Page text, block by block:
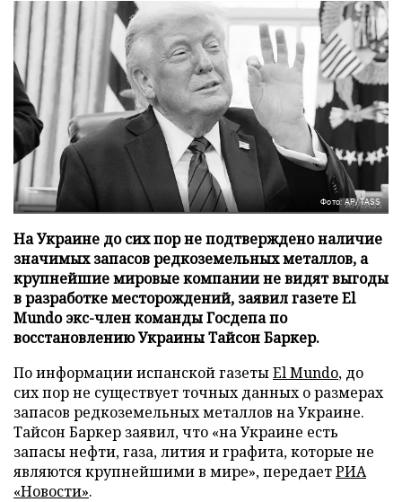
Фото: AP/TASS
На Украине до сих пор не подтверждено наличие
значимых запасов редкоземельных металлов, а
крупнейшие мировые компании не видят выгоды
в разработке месторождений, заявил газете El
Mundo экс-член команды Госдепа по
восстановлению Украины Тайсон Баркер.
По информации испанской газетыEl Mundo, до
сих пор не существует точных данных о размерах
запасов редкоземельных металлов на Украине.
Тайсон Баркер заявил, что «на Украине есть
запасы нефти, газа, лития и графита, которые не
являются крупнейшими в мире», передаетРИА
«Новости».